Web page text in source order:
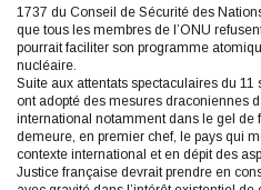
1737 du Conseil de Sécurité des
que tous les membres de l’ONU
pourrait faciliter son programme
nucléaire.
Suite aux attentats spectaculaires du
ont adopté des mesures draconiennes
international notamment dans le gel de
demeure, en premier chef, le pays qui
contexte international et en dépit des
Justice française devrait prendre en